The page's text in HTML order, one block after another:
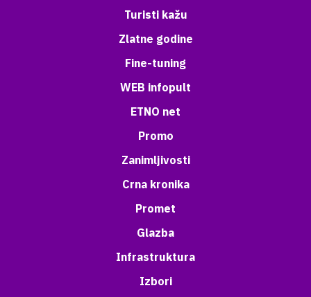
Turisti kažu
Zlatne godine
Fine-tuning
WEB infopult
ETNO net
Promo
Zanimljivosti
Crna kronika
Promet
Glazba
Infrastruktura
Izbori